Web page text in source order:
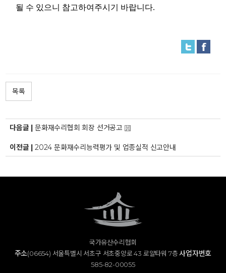
될 수 있으니 참고하여주시기 바랍니다.
목록
다음글 |문화재수리협회 회장 선거공고
이전글 |2024 문화재수리능력평가 및 업종실적 신고안내
국가유산수리협회
주소(06654) 서울특별시 서초구 서초중앙로 43 로얄타워 7층사업자번호
585-82-00055